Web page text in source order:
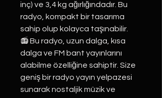
inç) ve 3,4 kg ağırlığındadır. Bu
radyo, kompakt bir tasarıma
sahip olup kolayca taşınabilir.
📻 Bu radyo, uzun dalga, kısa
dalga ve FM bant yayınlarını
alabilme özelliğine sahiptir. Size
geniş bir radyo yayın yelpazesi
sunarak nostaljik müzik ve